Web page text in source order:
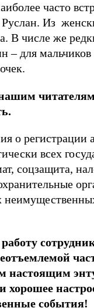
часто
Из
В числе же
для
о регистрации
всех
соцзащита,
настоящим
хорошее
события!